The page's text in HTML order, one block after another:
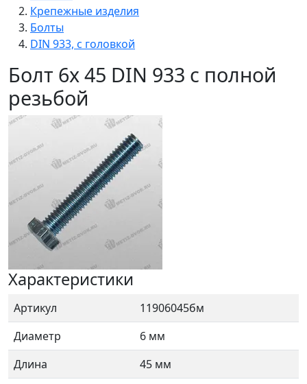
Крепежные изделия
Болты
DIN 933, с головкой
Болт 6х 45 DIN 933 с полной
резьбой
Характеристики
Артикул
11906045бм
Диаметр
6 мм
Длина
45 мм